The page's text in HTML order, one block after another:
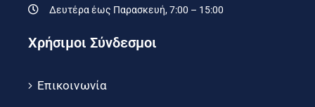
Δευτέρα έως Παρασκευή, 7:00 – 15:00
Χρήσιμοι Σύνδεσμοι
Επικοινωνία